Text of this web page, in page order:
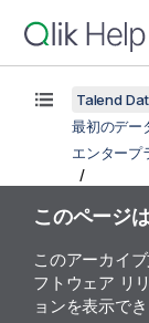
Talend
最初のデー
エンタープ
このページ
このアーカイ
フトウェア リ
ョンを表示でき